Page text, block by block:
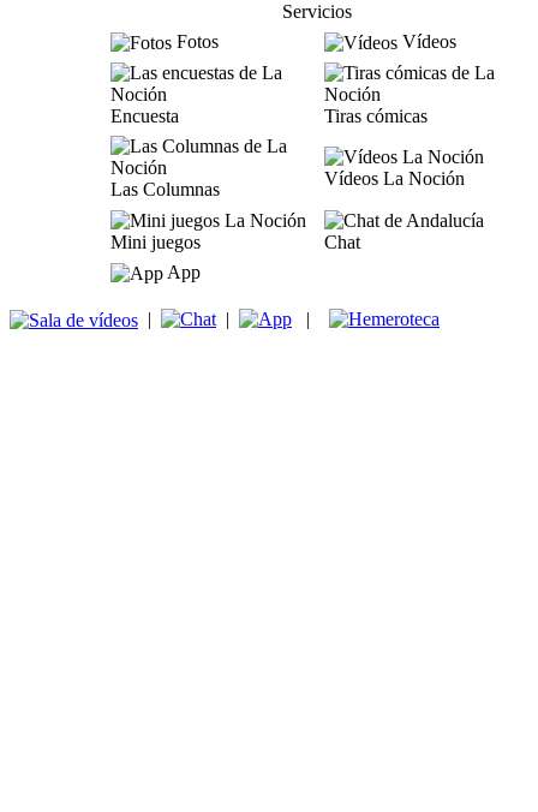
Servicios
Fotos
Vídeos
Encuesta Tiras cómicas
Las Columnas
Vídeos La Noción
Mini juegos
Chat
App
| | |